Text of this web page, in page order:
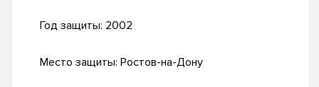
Год защиты: 2002
Место защиты: Ростов-на-Дону